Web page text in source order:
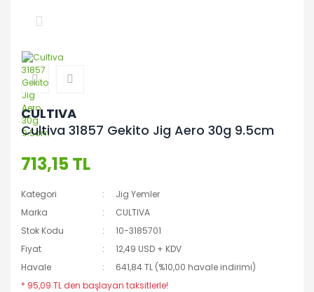
CULTIVA
Cultiva 31857 Gekito Jig Aero 30g 9.5cm
713,15 TL
Kategori
Jig Yemler
Marka
CULTIVA
Stok Kodu
10-3185701
Fiyat
12,49 USD + KDV
Havale
641,84 TL (%10,00 havale indirimi)
* 95,09 TL den başlayan taksitlerle!